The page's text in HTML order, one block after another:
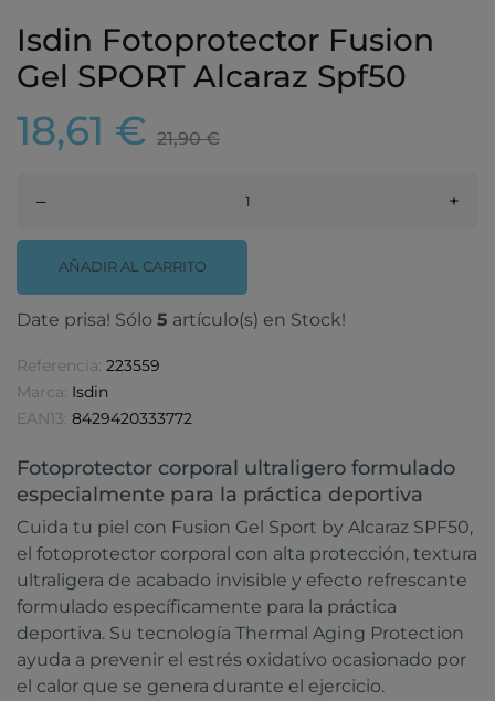
Isdin Fotoprotector Fusion
Gel SPORT Alcaraz Spf50
18,61 € 21,90 €
– +
AÑADIR AL CARRITO
Date prisa! Sólo 5 artículo(s) en Stock!
Referencia: 223559
Marca: Isdin
EAN13: 8429420333772
Fotoprotector corporal ultraligero formulado
especialmente para la práctica deportiva
Cuida tu piel con Fusion Gel Sport by Alcaraz SPF50,
el fotoprotector corporal con alta protección, textura
ultraligera de acabado invisible y efecto refrescante
formulado específicamente para la práctica
deportiva. Su tecnología Thermal Aging Protection
ayuda a prevenir el estrés oxidativo ocasionado por
el calor que se genera durante el ejercicio.